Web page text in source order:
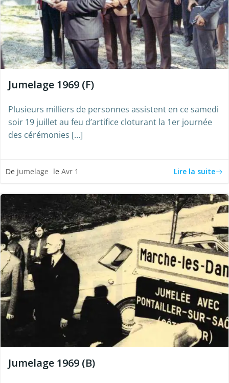
Jumelage 1969 (F)
Plusieurs milliers de personnes assistent en ce samedi
soir 19 juillet au feu d’artifice cloturant la 1er journée
des cérémonies […]
De jumelage le Avr 1 Lire la suite
Jumelage 1969 (B)